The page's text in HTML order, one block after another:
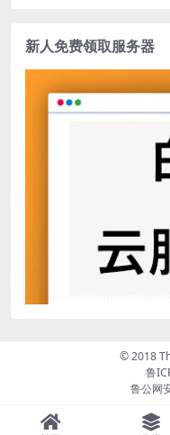
新人免费领取服务器
© 2018
鲁
鲁公网